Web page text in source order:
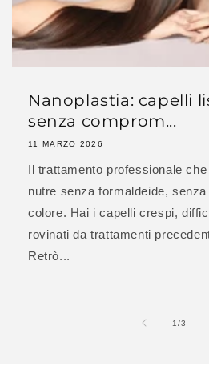
Nanoplastia: capelli
senza comprom...
11 MARZO 2026
Il trattamento professionale
nutre senza formaldeide,
colore. Hai i capelli crespi,
rovinati da trattamenti
Retrò...
1/su
3